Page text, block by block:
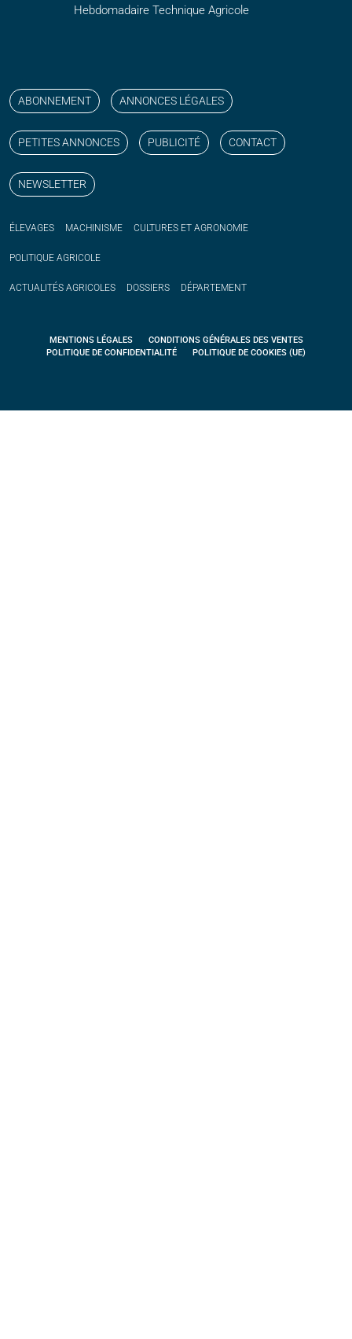
Hebdomadaire Technique Agricole
ABONNEMENT ANNONCES LÉGALES
PETITES ANNONCES PUBLICITÉ CONTACT
NEWSLETTER
ÉLEVAGES MACHINISME CULTURES ET AGRONOMIE
POLITIQUE AGRICOLE
ACTUALITÉS AGRICOLES DOSSIERS DÉPARTEMENT
MENTIONS LÉGALES
CONDITIONS GÉNÉRALES DES VENTES
POLITIQUE DE CONFIDENTIALITÉ
POLITIQUE DE COOKIES (UE)